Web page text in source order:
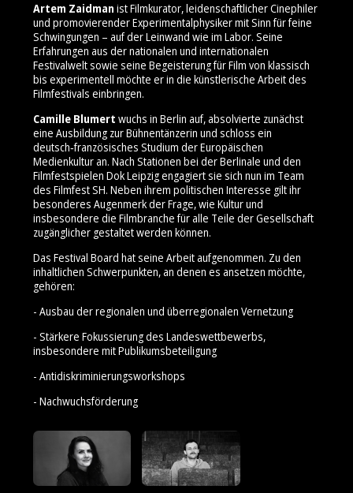
Artem Zaidman ist Filmkurator, leidenschaftlicher Cinephiler
und promovierender Experimentalphysiker mit Sinn für feine
Schwingungen – auf der Leinwand wie im Labor. Seine
Erfahrungen aus der nationalen und internationalen
Festivalwelt sowie seine Begeisterung für Film von klassisch
bis experimentell möchte er in die künstlerische Arbeit des
Filmfestivals einbringen.
Camille Blumert wuchs in Berlin auf, absolvierte zunächst
eine Ausbildung zur Bühnentänzerin und schloss ein
deutsch‑französisches Studium der Europäischen
Medienkultur an. Nach Stationen bei der Berlinale und den
Filmfestspielen Dok Leipzig engagiert sie sich nun im Team
des Filmfest SH. Neben ihrem politischen Interesse gilt ihr
besonderes Augenmerk der Frage, wie Kultur und
insbesondere die Filmbranche für alle Teile der Gesellschaft
zugänglicher gestaltet werden können.
Das Festival Board hat seine Arbeit aufgenommen. Zu den
inhaltlichen Schwerpunkten, an denen es ansetzen möchte,
gehören:
- Ausbau der regionalen und überregionalen Vernetzung
- Stärkere Fokussierung des Landeswettbewerbs,
insbesondere mit Publikumsbeteiligung
- Antidiskriminierungsworkshops
- Nachwuchsförderung